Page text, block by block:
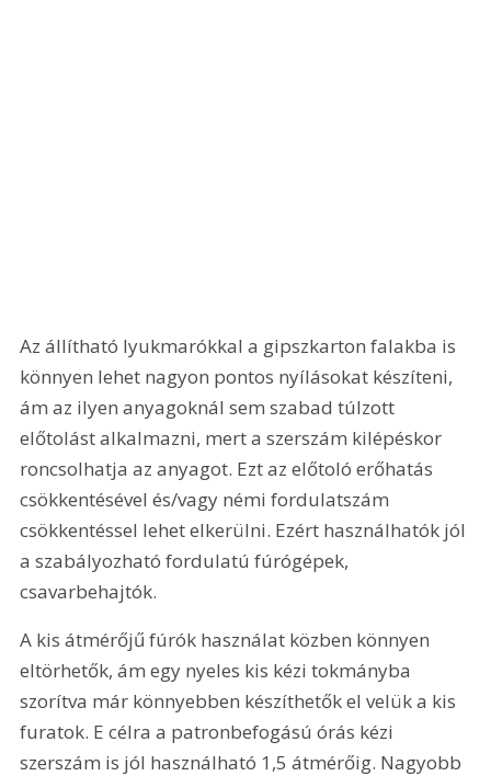
Az állítható lyukmarókkal a gipszkarton falakba is
könnyen lehet nagyon pontos nyílásokat készíteni,
ám az ilyen anyagoknál sem szabad túlzott
előtolást alkalmazni, mert a szerszám kilépéskor
roncsolhatja az anyagot. Ezt az előtoló erőhatás
csökkentésével és/vagy némi fordulatszám
csökkentéssel lehet elkerülni. Ezért használhatók jól
a szabályozható fordulatú fúrógépek,
csavarbehajtók.
A kis átmérőjű fúrók használat közben könnyen
eltörhetők, ám egy nyeles kis kézi tokmányba
szorítva már könnyebben készíthetők el velük a kis
furatok. E célra a patronbefogású órás kézi
szerszám is jól használható 1,5 átmérőig. Nagyobb